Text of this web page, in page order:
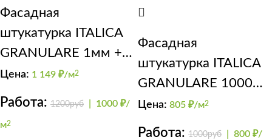
Фасадная
штукатурка ITALICA
GRANULARE 1мм +
Finishmatt
Цена: 1 149 ₽/м2
Работа: 1200руб 1000 ₽/
м2
Фасадная
штукатурка ITALICA
GRANULARE 1000
fasad
Цена: 805 ₽/м2
Работа: 1000руб 800 ₽/